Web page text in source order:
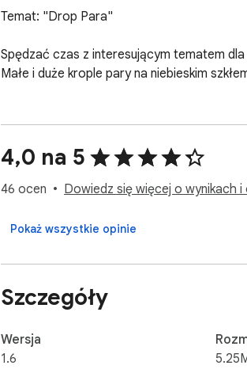
Temat: "Drop Para"
Spędzać czas z interesującym tematem
Małe i duże krople pary na niebieskim
4,0 na 5
46 ocen Dowiedz się więcej o wynikach i
Pokaż wszystkie opinie
Szczegóły
Wersja
1.6